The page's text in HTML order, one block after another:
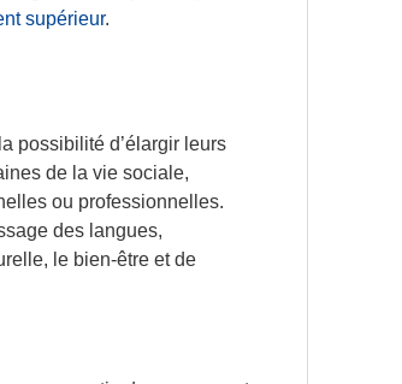
supérieur.
possibilité d’élargir leurs
de la vie sociale,
ou professionnelles.
des langues,
le bien-être et de